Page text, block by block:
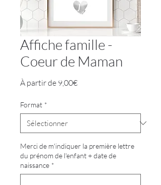
Affiche famille -
Coeur de Maman
À partir de 9,00€Prix
Format *
Merci de m'indiquer la première lettre
du prénom de l'enfant + date de
naissance *